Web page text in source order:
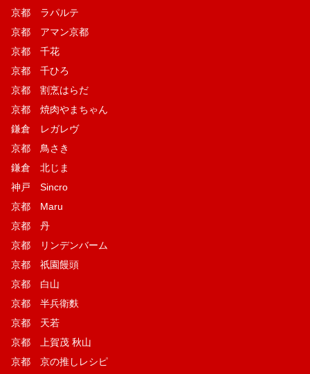
京都 ラパルテ
京都 アマン京都
京都 千花
京都 千ひろ
京都 割烹はらだ
京都 焼肉やまちゃん
鎌倉 レガレヴ
京都 鳥さき
鎌倉 北じま
神戸 Sincro
京都 Maru
京都 丹
京都 リンデンバーム
京都 祇園饅頭
京都 白山
京都 半兵衛麩
京都 天若
京都 上賀茂 秋山
京都 京の推しレシピ